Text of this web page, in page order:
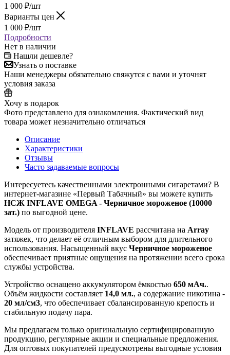
1 000 ₽/шт
Варианты цен
1 000 ₽/шт
Подробности
Нет в наличии
Нашли дешевле?
Узнать о поставке
Наши менеджеры обязательно свяжутся с вами и уточнят
условия заказа
Хочу в подарок
Фото представлено для ознакомления. Фактический вид
товара может незначительно отличаться
Описание
Характеристики
Отзывы
Часто задаваемые вопросы
Интересуетесь качественными электронными сигаретами? В
интернет‑магазине «Первый Табачный» вы можете купить
НСЖ INFLAVE OMEGA - Черничное мороженое (10000
зат.) по выгодной цене.
Модель от производителя INFLAVE рассчитана на Array
затяжек, что делает её отличным выбором для длительного
использования. Насыщенный вкус Черничное мороженое
обеспечивает приятные ощущения на протяжении всего срока
службы устройства.
Устройство оснащено аккумулятором ёмкостью 650 мАч..
Объём жидкости составляет 14,0 мл., а содержание никотина -
20 мл/см3, что обеспечивает сбалансированную крепость и
стабильную подачу пара.
Мы предлагаем только оригинальную сертифицированную
продукцию, регулярные акции и специальные предложения.
Для оптовых покупателей предусмотрены выгодные условия